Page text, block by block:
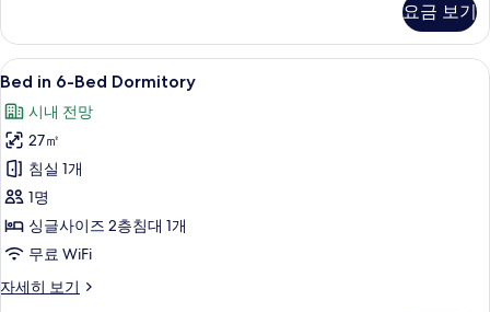
(여
러
개)
사
진
모
두
보
기
드
룸,
침
(여
러
개)
자
세
히
보
기
요금 보기
Bed
in
6-
Bed
Dormitory
사
진
모
두
Bed in 6-Bed Dormitory | 노트북 작
4
Bed in 6-Bed Dormitory
시내 전망
27㎡
침실 1개
1명
싱글사이즈 2층침대 1개
무료 WiFi
자세히 보기
Bed